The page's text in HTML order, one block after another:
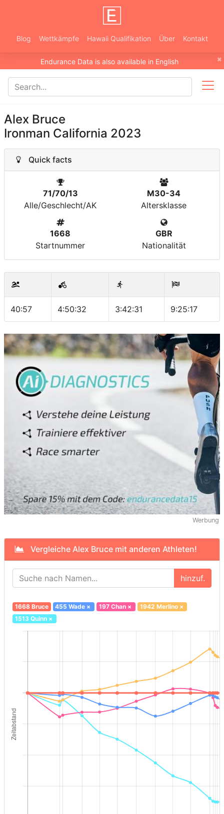
Blog Wettkämpfe Hawaii Qualifikation Über Kontakt
×
Endurance Data is also available in English
Alex Bruce
Ironman California 2023
Quick facts
71/70/13
Alle/Geschlecht/AK
M30-34
Altersklasse
1668
Startnummer
GBR
Nationalität
40:57 4:50:32 3:42:31 9:25:17
Werbung
Vergleiche Alex Bruce mit anderen Athleten!
hinzuf.
1668 Bruce 455 Wade × 197 Chan× 1942 Merlino×
1513 Quinn×